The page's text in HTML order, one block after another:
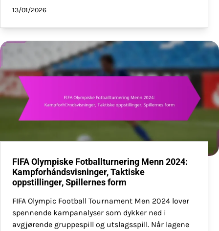
13/01/2026
FIFA Olympiske Fotballturnering Menn 2024:
Kampforhåndsvisninger, Taktiske
oppstillinger, Spillernes form
FIFA Olympic Football Tournament Men 2024 lover
spennende kampanalyser som dykker ned i
avgjørende gruppespill og utslagsspill. Når lagene